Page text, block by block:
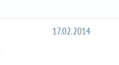
17.02.2014